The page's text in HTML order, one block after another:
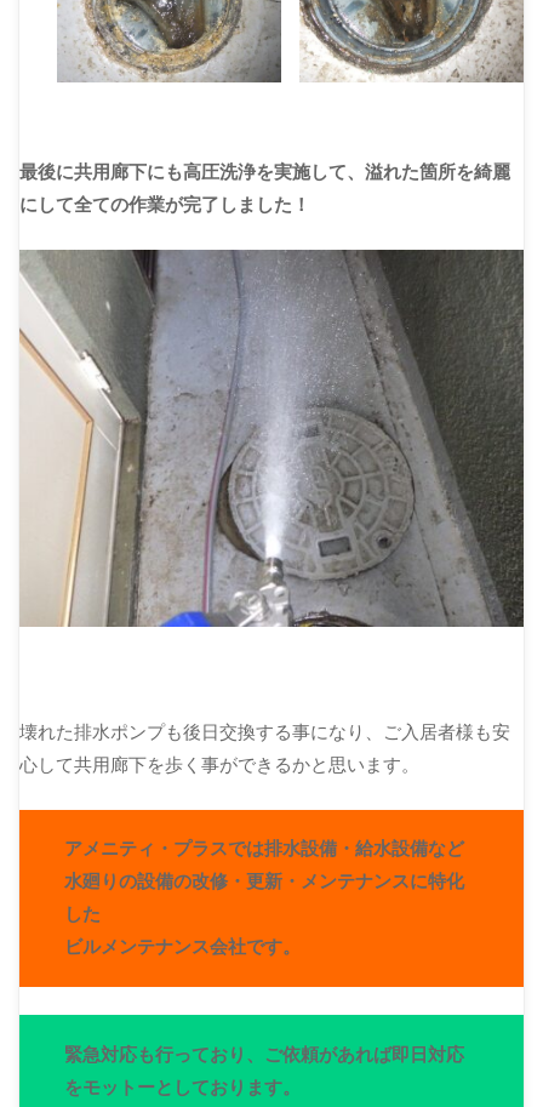
最後に共用廊下にも高圧洗浄を実施して、溢れた箇所を綺麗
にして全ての作業が完了しました！
壊れた排水ポンプも後日交換する事になり、ご入居者様も安
心して共用廊下を歩く事ができるかと思います。
アメニティ・プラスでは排水設備・給水設備など
水廻りの設備の改修・更新・メンテナンスに特化
した
ビルメンテナンス会社です。
緊急対応も行っており、ご依頼があれば即日対応
をモットーとしております。